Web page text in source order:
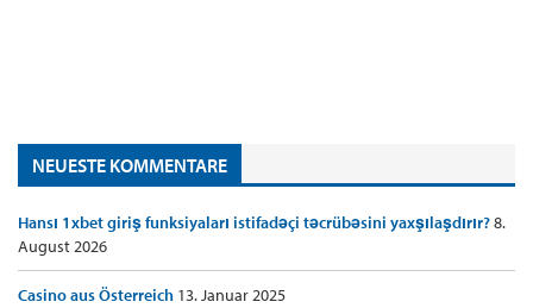
NEUESTE KOMMENTARE
Hansı 1xbet giriş funksiyaları istifadəçi təcrübəsini yaxşılaşdırır?8.
August 2026
Casino aus Österreich 13. Januar 2025